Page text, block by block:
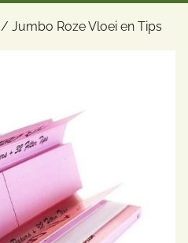
/ Jumbo Roze Vloei en Tips